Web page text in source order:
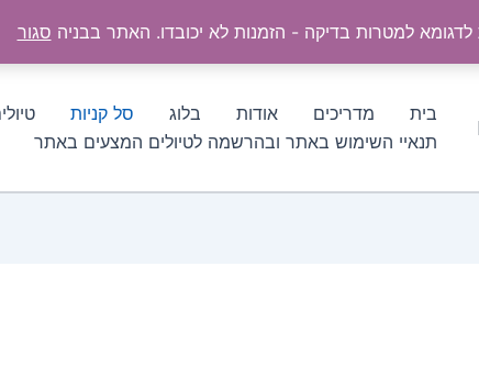
לדגומא למטרות בדיקה - הזמנות לא יכובדו. האתר בבניה סגור
בית מדריכים אודות בלוג סל קניות
תנאיי השימוש באתר ובהרשמה לטיולים המצעים באתר